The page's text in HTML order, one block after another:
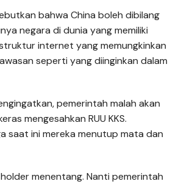
bahwa China boleh dibilang
negara di dunia yang memiliki
internet yang memungkinkan
seperti yang diinginkan dalam
pemerintah malah akan
mengesahkan RUU KKS.
saat ini mereka menutup mata dan
menentang. Nanti pemerintah